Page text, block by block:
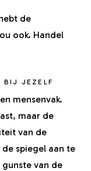
de
ook. Handel
BIJ JEZELF
mensenvak.
maar de
van de
spiegel aan te
van de